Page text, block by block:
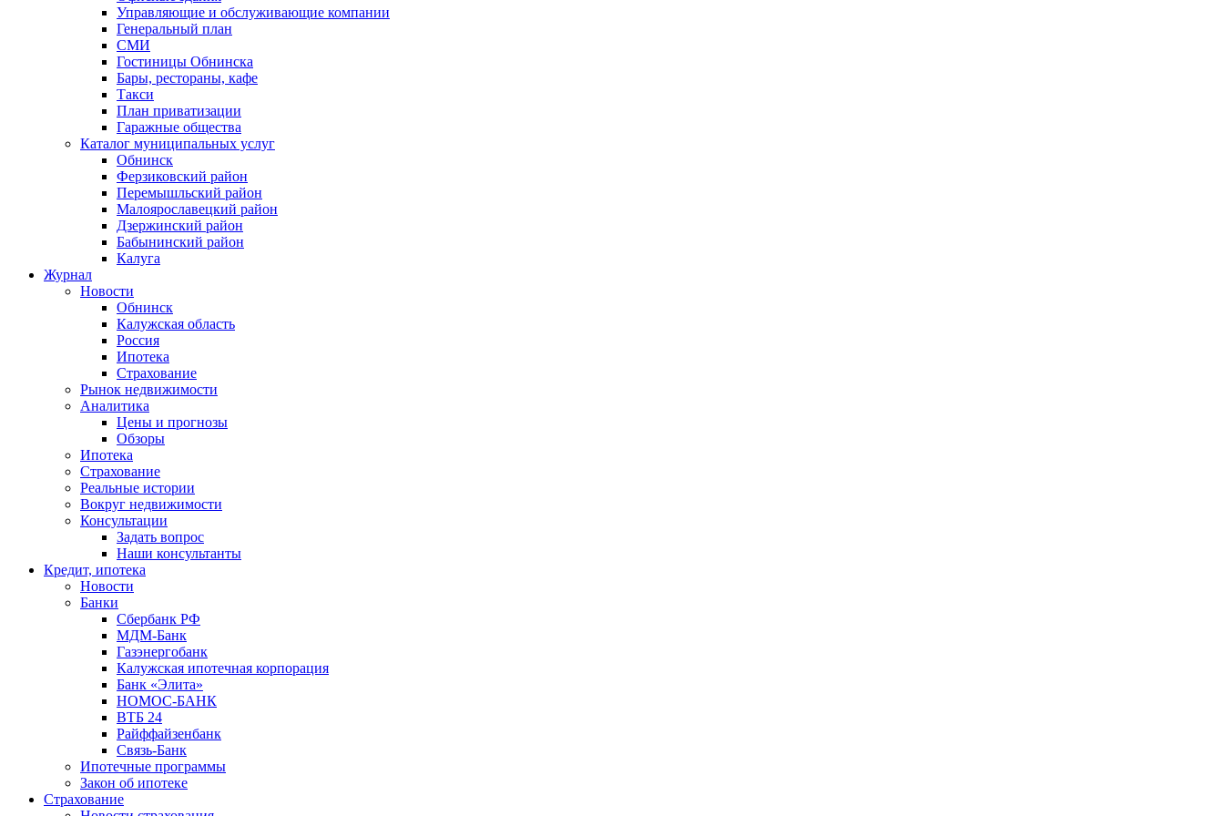
Управляющие и обслуживающие компании
Генеральный план
СМИ
Гостиницы Обнинска
Бары, рестораны, кафе
Такси
План приватизации
Гаражные общества
Каталог муниципальных услуг
Обнинск
Ферзиковский район
Перемышльский район
Малоярославецкий район
Дзержинский район
Бабынинский район
Калуга
Журнал
Новости
Обнинск
Калужская область
Россия
Ипотека
Страхование
Рынок недвижимости
Аналитика
Цены и прогнозы
Обзоры
Ипотека
Страхование
Реальные истории
Вокруг недвижимости
Консультации
Задать вопрос
Наши консультанты
Кредит, ипотека
Новости
Банки
Сбербанк РФ
МДМ-Банк
Газэнергобанк
Калужская ипотечная корпорация
Банк «Элита»
НОМОС-БАНК
ВТБ 24
Райффайзенбанк
Связь-Банк
Ипотечные программы
Закон об ипотеке
Страхование